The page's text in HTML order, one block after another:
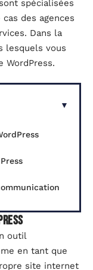
spécialisées
des agences
Dans la
lesquels vous
WordPress.
outil
en tant que
site internet